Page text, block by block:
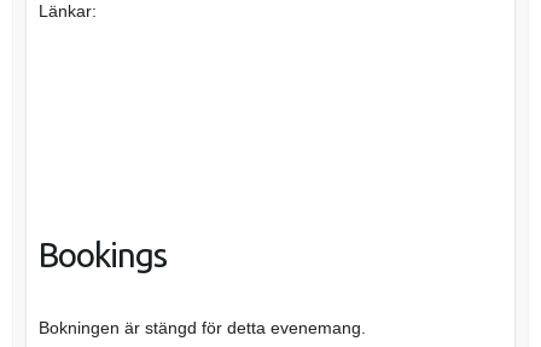
Länkar:
Bookings
Bokningen är stängd för detta evenemang.